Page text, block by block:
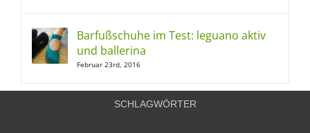
Barfußschuhe im Test: leguano aktiv
und ballerina
Februar 23rd, 2016
SCHLAGWÖRTER